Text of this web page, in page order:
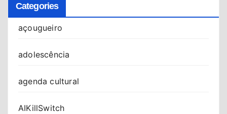
Categories
açougueiro
adolescência
agenda cultural
AIKillSwitch